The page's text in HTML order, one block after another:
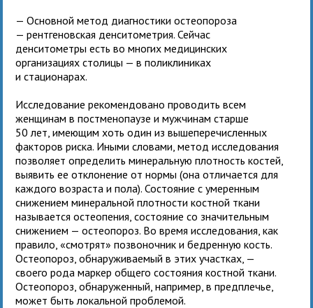
— Основной метод диагностики остеопороза
— рентгеновская денситометрия. Сейчас
денситометры есть во многих медицинских
организациях столицы — в поликлиниках
и стационарах.
Исследование рекомендовано проводить всем
женщинам в постменопаузе и мужчинам старше
50 лет, имеющим хоть один из вышеперечисленных
факторов риска. Иными словами, метод исследования
позволяет определить минеральную плотность костей,
выявить ее отклонение от нормы (она отличается для
каждого возраста и пола). Состояние с умеренным
снижением минеральной плотности костной ткани
называется остеопения, состояние со значительным
снижением — остеопороз. Во время исследования, как
правило, «смотрят» позвоночник и бедренную кость.
Остеопороз, обнаруживаемый в этих участках, —
своего рода маркер общего состояния костной ткани.
Остеопороз, обнаруженный, например, в предплечье,
может быть локальной проблемой.